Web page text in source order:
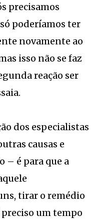
precisamos
poderíamos ter
novamente ao
isso não se faz
reação ser
dos especialistas
causas e
– é para que a
tirar o remédio
preciso um tempo